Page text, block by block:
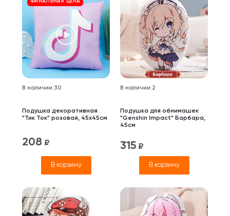
В наличии:30
Подушка декоративная
"Тик Ток" розовая, 45x45см
208 ₽
В корзину
В наличии:2
Подушка для обнимашек
"Genshin Impact" Барбара,
45см
315 ₽
В корзину